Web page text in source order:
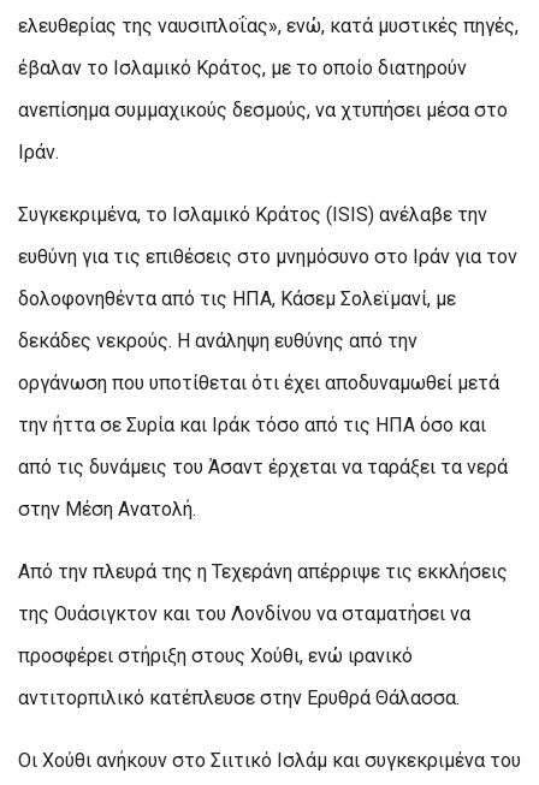
ελευθερίας της ναυσιπλοΐας», ενώ, κατά μυστικές πηγές,
έβαλαν το Ισλαμικό Κράτος, με το οποίο διατηρούν
ανεπίσημα συμμαχικούς δεσμούς, να χτυπήσει μέσα στο
Ιράν.
Συγκεκριμένα, το Ισλαμικό Κράτος (ISIS) ανέλαβε την
ευθύνη για τις επιθέσεις στο μνημόσυνο στο Ιράν για τον
δολοφονηθέντα από τις ΗΠΑ, Κάσεμ Σολεϊμανί, με
δεκάδες νεκρούς. Η ανάληψη ευθύνης από την
οργάνωση που υποτίθεται ότι έχει αποδυναμωθεί μετά
την ήττα σε Συρία και Ιράκ τόσο από τις ΗΠΑ όσο και
από τις δυνάμεις του Άσαντ έρχεται να ταράξει τα νερά
στην Μέση Ανατολή.
Από την πλευρά της η Τεχεράνη απέρριψε τις εκκλήσεις
της Ουάσιγκτον και του Λονδίνου να σταματήσει να
προσφέρει στήριξη στους Χούθι, ενώ ιρανικό
αντιτορπιλικό κατέπλευσε στην Ερυθρά Θάλασσα.
Οι Χούθι ανήκουν στο Σιιτικό Ισλάμ και συγκεκριμένα του